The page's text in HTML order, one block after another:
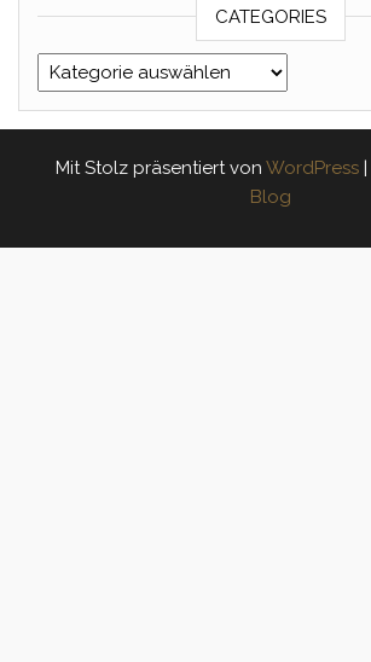
CATEGORIES
Categories
Mit Stolz präsentiert von WordPress |
Blog